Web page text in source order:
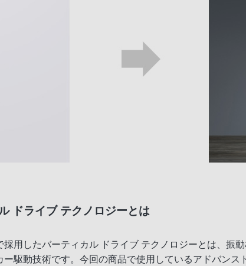
ドライブ テクノロジーとは
用したバーティカル ドライブ テクノロジーとは、振
駆動技術です。今回の商品で使用しているアドバン